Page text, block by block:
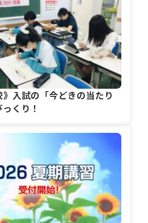
》入試の「今どきの当たり
くり！